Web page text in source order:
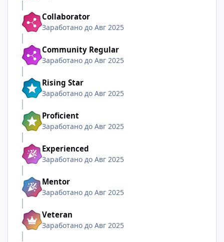
Collaborator
Заработано до Авг 2025
Community Regular
Заработано до Авг 2025
Rising Star
Заработано до Авг 2025
Proficient
Заработано до Авг 2025
Experienced
Заработано до Авг 2025
Mentor
Заработано до Авг 2025
Veteran
Заработано до Авг 2025